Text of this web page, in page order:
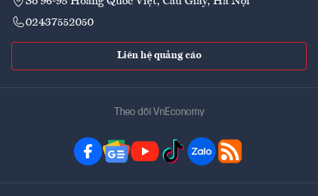
02437552050
Liên hệ quảng cáo
Theo dõi VnEconomy